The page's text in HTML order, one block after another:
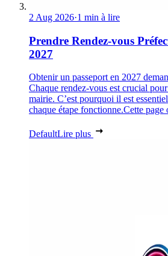
2 Aug 2026·1 min à lire
Prendre Rendez-vous
2027
Obtenir un passeport en 2027
Chaque rendez-vous est crucial
mairie. C’est pourquoi il est
chaque étape fonctionne.Cette
DefaultLire plus